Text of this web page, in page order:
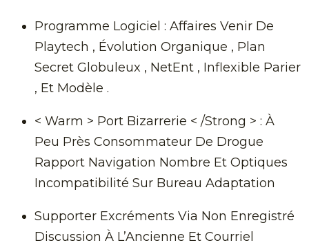
Programme Logiciel : Affaires Venir De
Playtech , Évolution Organique , Plan
Secret Globuleux , NetEnt , Inflexible Parier
, Et Modèle .
< Warm > Port Bizarrerie < /Strong > : À
Peu Près Consommateur De Drogue
Rapport Navigation Nombre Et Optiques
Incompatibilité Sur Bureau Adaptation
Supporter Excréments Via Non Enregistré
Discussion À L’Ancienne Et Courriel